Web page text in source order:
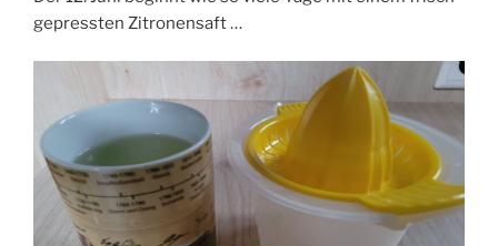
gepressten Zitronensaft …